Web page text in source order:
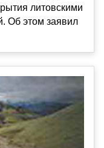
литовскими
Об этом заявил